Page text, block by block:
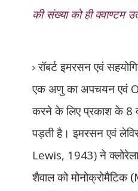
की संख्या को ही क्वाण्टम
रॉबर्ट इमरसन एवं
एक अणु का अपचयन एवं
करने के लिए प्रकाश के 8
पड़ती है। इमरसन एवं
Lewis, 1943)ने
शैवाल को मोनोक्रोमैटिक (